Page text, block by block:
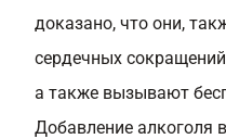
доказано, что они,
сердечных
а также вызывают
Добавление алкоголя